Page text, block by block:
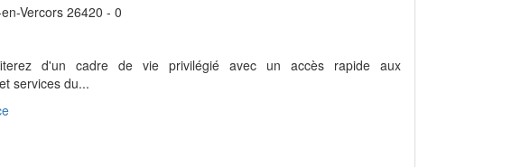
Vercors 26420 - 0
d'un cadre de vie privilégié avec un accès rapide aux
services du...